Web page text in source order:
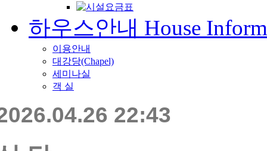
하우스안내 House
이용안내
대강당(Chapel)
세미나실
객 실
22:43